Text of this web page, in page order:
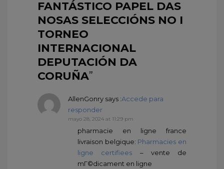
FANTÁSTICO PAPEL DAS
NOSAS SELECCIÓNS NO I
TORNEO
INTERNACIONAL
DEPUTACIÓN DA
CORUÑA”
AllenGonry says :Accede para
responder
mayo 28, 2024 at 11:29 pm
pharmacie en ligne france
livraison belgique: Pharmacies en
ligne certifiees – vente de
mГ©dicament en ligne